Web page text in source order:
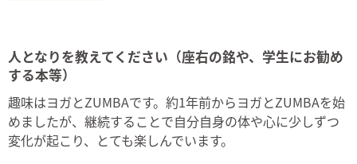
人となりを教えてください（座右の銘や、学生にお勧め
する本等）
趣味はヨガとZUMBAです。約1年前からヨガとZUMBAを始
めましたが、継続することで自分自身の体や心に少しずつ
変化が起こり、とても楽しんでいます。